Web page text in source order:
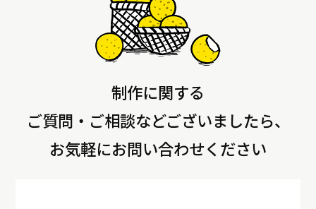
制作に関する
ご質問・ご相談などございましたら、
お気軽にお問い合わせください